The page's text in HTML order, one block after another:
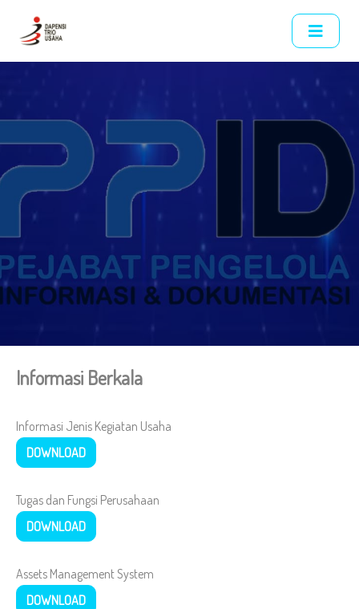
Informasi Berkala
Informasi Jenis Kegiatan Usaha
DOWNLOAD
Tugas dan Fungsi Perusahaan
DOWNLOAD
Assets Management System
DOWNLOAD